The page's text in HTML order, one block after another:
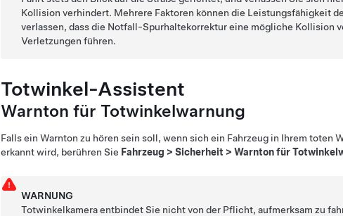
Kollision verhindert. Mehrere Faktoren können die Leistungsfähigkeit
verlassen, dass die Notfall-Spurhaltekorrektur eine mögliche Kollision
Verletzungen führen.
Totwinkel-Assistent
Warnton für Totwinkelwarnung
Falls ein Warnton zu hören sein soll, wenn sich ein Fahrzeug in Ihrem
erkannt wird, berühren Sie Fahrzeug > Sicherheit > Warnton für
WARNUNG
Totwinkelkameraentbindet Sie nicht von der Pflicht, aufmerksam zu